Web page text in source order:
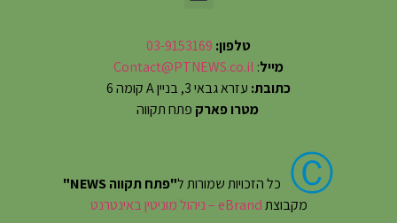
טלפון: 03-9153169
מייל:
Contact@PTNEWS.co.il
כתובת: עזרא גבאי 3, בניין A קומה 6
מטרו פארק פתח תקווה
Ⓒ כל הזכויות שמורות ל"פתח תקווה NEWS"
מקבוצתeBrand – ניהול מוניטין באינטרנט